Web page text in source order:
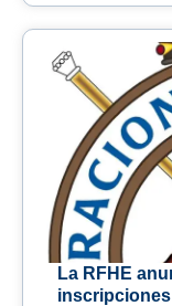
La RFHE